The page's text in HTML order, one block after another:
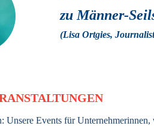
zu Männer-
(Lisa Ortgies,
Unsere Events für